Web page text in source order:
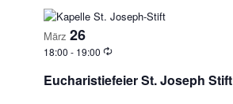
März 26
18:00 - 19:00
Eucharistiefeier St. Joseph Stift